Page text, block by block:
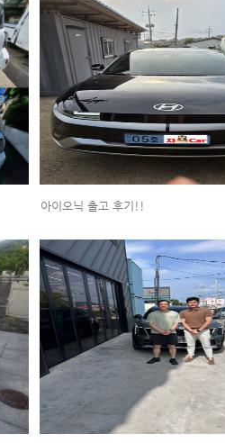
아이오닉 출고 후기!!